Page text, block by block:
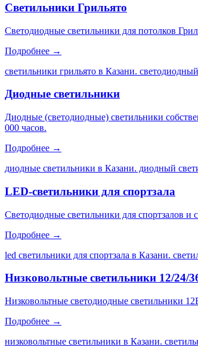
Светильники Грильято
Светодиодные светильники для потолков
Подробнее →
светильники грильято в Казани.
Диодные светильники
Диодные (светодиодные) светильники
000 часов.
Подробнее →
диодные светильники в Казани. диодный
LED-светильники для спортзала
Светодиодные светильники для спортзалов
Подробнее →
led светильники для спортзала в Казани.
Низковольтные светильники 12/24/
Низковольтные светодиодные светильники
Подробнее →
низковольтные светильники в Казани.